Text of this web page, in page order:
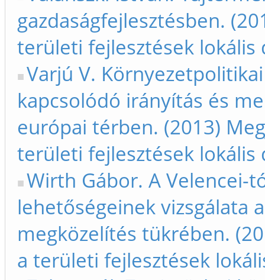
gazdaságfejlesztésben.
területi fejlesztések lokális
Varjú V.
kapcsolódó irányítás és
európai térben. (2013)
területi fejlesztések lokális
Wirth Gábor. A Velencei-
lehetőségeinek vizsgálata
megközelítés tükrében.
a területi fejlesztések